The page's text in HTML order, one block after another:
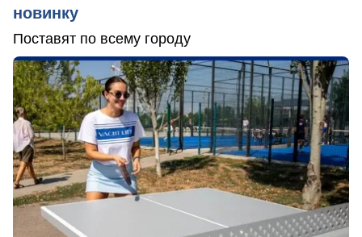
новинку
Поставят по всему городу